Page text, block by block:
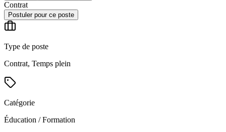
Contrat
Postuler pour ce poste
Type de poste
Contrat, Temps plein
Catégorie
Éducation / Formation